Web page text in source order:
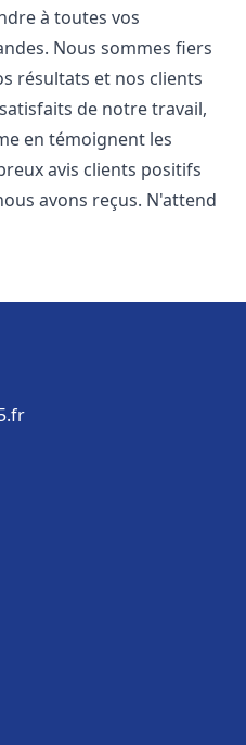
à toutes vos
Nous sommes fiers
résultats et nos clients
de notre travail,
en témoignent les
avis clients positifs
avons reçus. N'attend